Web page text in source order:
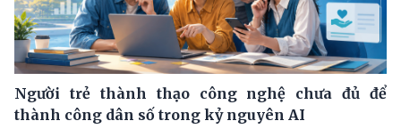
Người trẻ thành thạo công nghệ chưa đủ để
thành công dân số trong kỷ nguyên AI